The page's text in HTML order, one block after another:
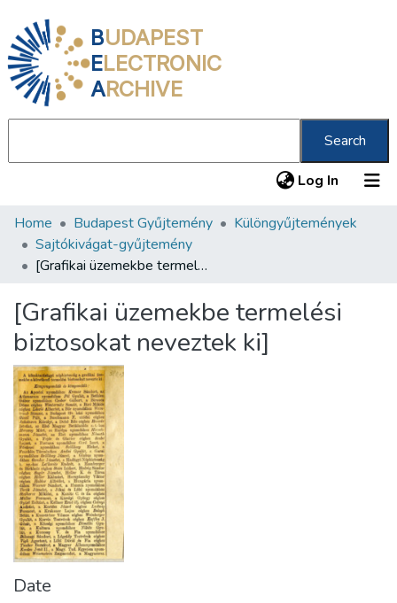
BUDAPEST
ELECTRONIC
ARCHIVE
Search
Log In (current)
Communities & Collections
All of DSpace
About us
Home Budapest Gyűjtemény
Különgyűjtemények
Sajtókivágat-gyűjtemény
[Grafikai üzemekbe termelési biztosokat neveztek ki]
[Grafikai üzemekbe termelési
biztosokat neveztek ki]
Date